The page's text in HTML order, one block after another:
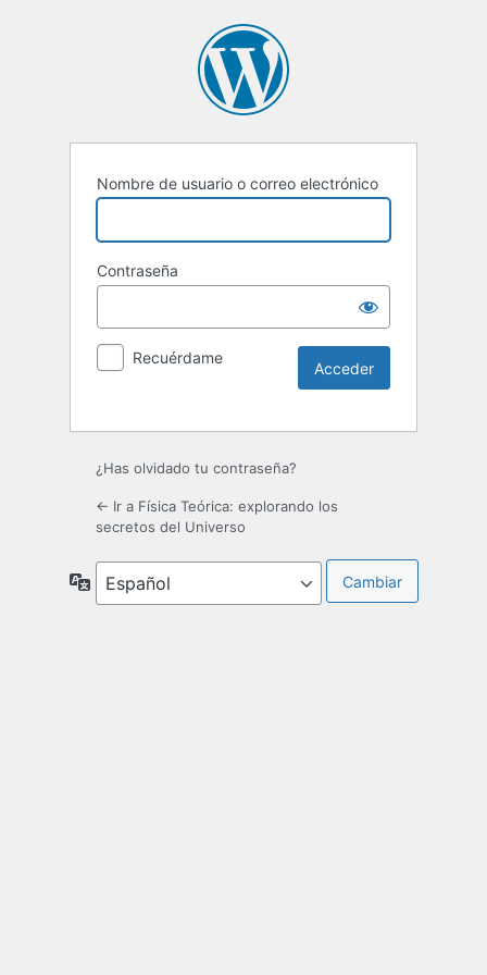
Nombre de usuario o correo electrónico
Contraseña
Recuérdame
¿Has olvidado tu contraseña?
← Ir a Física Teórica: explorando los
secretos del Universo
Idioma